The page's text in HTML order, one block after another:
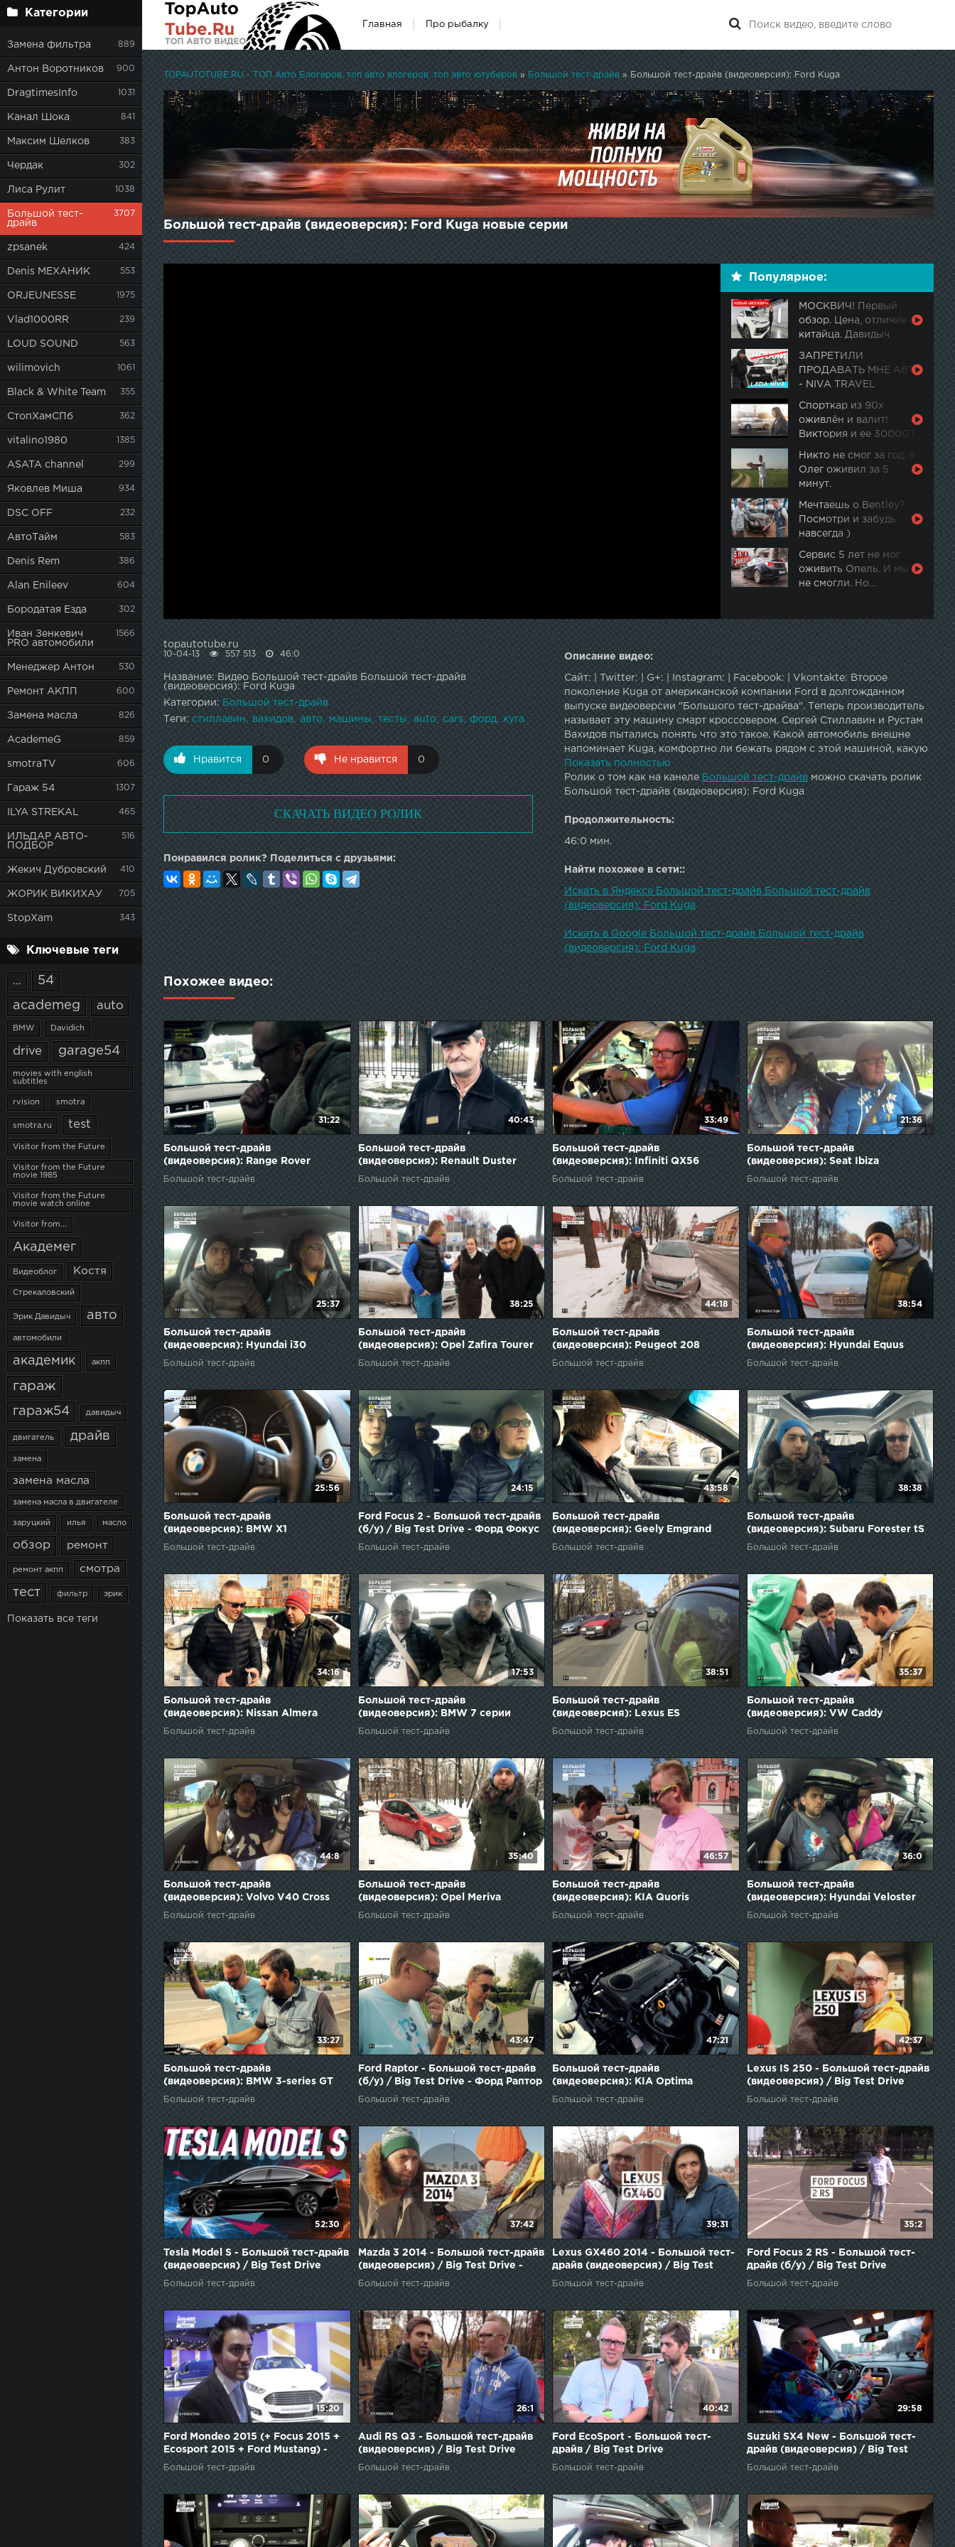
Категории
Замена фильтра 889
Антон Воротников 900
DragtimesInfo 1031
Канал Шока 841
Максим Шелков 383
Чердак 302
Лиса Рулит 1038
Большой тест-
драйв
3707
zpsanek 424
Denis МЕХАНИК 553
ORJEUNESSE 1975
Vlad1000RR 239
LOUD SOUND 563
wilimovich 1061
Black & White Team 355
СтопХамСПб 362
vitalino1980 1385
ASATA channel 299
Яковлев Миша 934
DSC OFF 232
АвтоТайм 583
Denis Rem 386
Alan Enileev 604
Бородатая Езда 302
Иван Зенкевич
PRO автомобили
1566
Менеджер Антон 530
Ремонт АКПП 600
Замена масла 826
AcademeG 859
smotraTV 606
Гараж 54 1307
ILYA STREKAL 465
ИЛЬДАР АВТО-
ПОДБОР
516
Жекич Дубровский 410
ЖОРИК ВИКИХАУ 705
StopXam 343
Ключевые теги
... 54
academeg auto
BMW Davidich
drive garage54
movies with english
subtitles
rvision smotra
smotra.ru test
Visitor from the Future
Visitor from the Future
movie 1985
Visitor from the Future
movie watch online
Visitor from...
Академег
Видеоблог Костя
Стрекаловский
Эрик Давидыч авто
автомобили
академик акпп
гараж
гараж54 давидыч
двигатель драйв
замена
замена масла
замена масла в двигателе
заруцкий илья масло
обзор ремонт
ремонт акпп смотра
тест фильтр эрик
Показать все теги
Главная Про рыбалку
TOPAUTOTUBE.RU - ТОП Авто Блогеров, топ авто влогеров, топ авто ютуберов» Большой тест-драйв» Большой тест-драйв (видеоверсия): Ford Kuga
Большой тест-драйв (видеоверсия): Ford Kuga новые серии
Популярное:
МОСКВИЧ! Первый
обзор. Цена, отличие от
китайца. Давидыч
ЗАПРЕТИЛИ
ПРОДАВАТЬ МНЕ АВТО
- NIVA TRAVEL
Спорткар из 90х
оживлён и валит!
Виктория и ее 3000GT.
Никто не смог за год, а
Олег оживил за 5
минут.
Мечтаешь о Bentley?
Посмотри и забудь
навсегда )
Сервис 5 лет не мог
оживить Опель. И мы
не смогли. Но…
topautotube.ru
Описание видео:
Сайт: | Twitter: | G+: | Instagram: | Facebook: | Vkontakte: Второе
поколение Kuga от американской компании Ford в долгожданном
выпуске видеоверсии "Большого тест-драйва". Теперь производитель
называет эту машину смарт кроссовером. Сергей Стиллавин и Рустам
Вахидов пытались понять что это такое. Какой автомобиль внешне
напоминает Kuga, комфортно ли бежать рядом с этой машиной, какую
цену назначают Куге обычные московские прохожие.
Показать полностью
Ролик о том как на канелеБольшой тест-драйвможно скачать ролик
Большой тест-драйв (видеоверсия): Ford Kuga
Продолжительность:
46:0 мин.
Найти похожее в сети::
Искать в Яндексе Большой тест-драйв Большой тест-драйв
(видеоверсия): Ford Kuga
Искать в Google Большой тест-драйв Большой тест-драйв
(видеоверсия): Ford Kuga
10-04-13 557 513 46:0
Название: Видео Большой тест-драйв Большой тест-драйв
(видеоверсия): Ford Kuga
Категории:Большой тест-драйв
Теги:стиллавин вахидов авто машины тесты auto cars форд куга
Нравится 0 Не нравится 0
СКАЧАТЬ ВИДЕО РОЛИК
Понравился ролик? Поделиться с друзьями:
Похожее видео:
31:22
Большой тест-драйв
(видеоверсия): Range Rover
Evoque
Большой тест-драйв
40:43
Большой тест-драйв
(видеоверсия): Renault Duster
Большой тест-драйв
33:49
Большой тест-драйв
(видеоверсия): Infiniti QX56
Большой тест-драйв
21:36
Большой тест-драйв
(видеоверсия): Seat Ibiza
Большой тест-драйв
25:37
Большой тест-драйв
(видеоверсия): Hyundai i30
Большой тест-драйв
38:25
Большой тест-драйв
(видеоверсия): Opel Zafira Tourer
Большой тест-драйв
44:18
Большой тест-драйв
(видеоверсия): Peugeot 208
Большой тест-драйв
38:54
Большой тест-драйв
(видеоверсия): Hyundai Equus
Большой тест-драйв
25:56
Большой тест-драйв
(видеоверсия): BMW X1
Большой тест-драйв
24:15
Ford Focus 2 - Большой тест-драйв
(б/у) / Big Test Drive - Форд Фокус
2
Большой тест-драйв
43:58
Большой тест-драйв
(видеоверсия): Geely Emgrand
Большой тест-драйв
38:38
Большой тест-драйв
(видеоверсия): Subaru Forester tS
Большой тест-драйв
34:16
Большой тест-драйв
(видеоверсия): Nissan Almera
Большой тест-драйв
17:53
Большой тест-драйв
(видеоверсия): BMW 7 серии
(продолжение)
Большой тест-драйв
38:51
Большой тест-драйв
(видеоверсия): Lexus ES
Большой тест-драйв
35:37
Большой тест-драйв
(видеоверсия): VW Caddy
Большой тест-драйв
44:8
Большой тест-драйв
(видеоверсия): Volvo V40 Cross
Country
Большой тест-драйв
35:40
Большой тест-драйв
(видеоверсия): Opel Meriva
Большой тест-драйв
46:57
Большой тест-драйв
(видеоверсия): KIA Quoris
Большой тест-драйв
36:0
Большой тест-драйв
(видеоверсия): Hyundai Veloster
Большой тест-драйв
33:27
Большой тест-драйв
(видеоверсия): BMW 3-series GT
Большой тест-драйв
43:47
Ford Raptor - Большой тест-драйв
(б/у) / Big Test Drive - Форд Раптор
Большой тест-драйв
47:21
Большой тест-драйв
(видеоверсия): KIA Optima
Большой тест-драйв
42:37
Lexus IS 250 - Большой тест-драйв
(видеоверсия) / Big Test Drive
(videoversion)
Большой тест-драйв
52:30
Tesla Model S - Большой тест-драйв
(видеоверсия) / Big Test Drive
(videoversion) - Тесла Модель Эс
Большой тест-драйв
37:42
Mazda 3 2014 - Большой тест-драйв
(видеоверсия) / Big Test Drive -
Мазда 3 2014
Большой тест-драйв
39:31
Lexus GX460 2014 - Большой тест-
драйв (видеоверсия) / Big Test
Drive
Большой тест-драйв
35:2
Ford Focus 2 RS - Большой тест-
драйв (б/у) / Big Test Drive
Большой тест-драйв
15:20
Ford Mondeo 2015 (+ Focus 2015 +
Ecosport 2015 + Ford Mustang) -
Большой тест-драйв. Дневники
ММАС
Большой тест-драйв
26:1
Audi RS Q3 - Большой тест-драйв
(видеоверсия) / Big Test Drive
Большой тест-драйв
40:42
Ford EcoSport - Большой тест-
драйв / Big Test Drive
Большой тест-драйв
29:58
Suzuki SX4 New - Большой тест-
драйв (видеоверсия) / Big Test
Drive
Большой тест-драйв